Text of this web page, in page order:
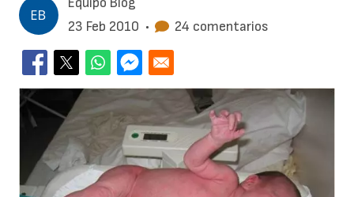
23 Feb 2010 • 24 comentarios